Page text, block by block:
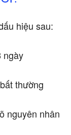
hiệu sau:
ngày
thường
nguyên nhân